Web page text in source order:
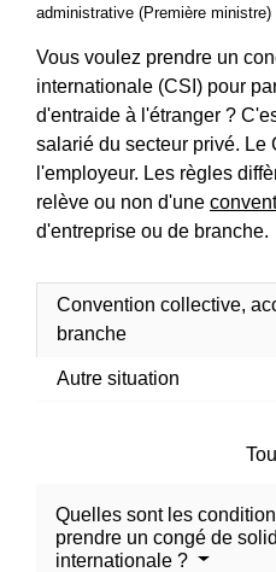
administrative (Première ministre)
Vous voulez prendre un
internationale (CSI) pour
d'entraide à l'étranger ?
salarié du secteur privé. Le
l'employeur. Les règles
relève ou non d'une
d'entreprise ou de branche.
Convention collective,
branche
Autre situation
Quelles sont les
prendre un congé de
internationale ?